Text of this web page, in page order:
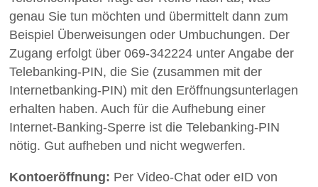
genau Sie tun möchten und übermittelt dann zum
Beispiel Überweisungen oder Umbuchungen. Der
Zugang erfolgt über 069-342224 unter Angabe der
Telebanking-PIN, die Sie (zusammen mit der
Internetbanking-PIN) mit den Eröffnungsunterlagen
erhalten haben. Auch für die Aufhebung einer
Internet-Banking-Sperre ist die Telebanking-PIN
nötig. Gut aufheben und nicht wegwerfen.
Kontoeröffnung: Per Video-Chat oder eID von